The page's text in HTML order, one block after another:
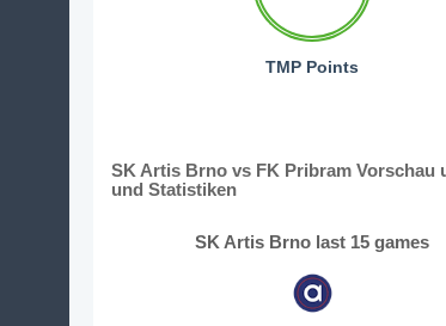
TMP Points
SK Artis Brno vs FK Pribram Vorschau
und Statistiken
SK Artis Brno last 15 games